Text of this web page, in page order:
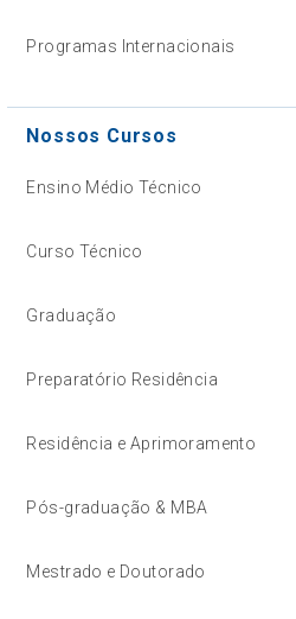
Programas Internacionais
Nossos Cursos
Ensino Médio Técnico
Curso Técnico
Graduação
Preparatório Residência
Residência e Aprimoramento
Pós-graduação & MBA
Mestrado e Doutorado